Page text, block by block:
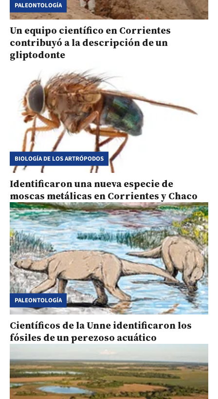
PALEONTOLOGÍA
Un equipo científico en Corrientes
contribuyó a la descripción de un
gliptodonte
BIOLOGÍA DE LOS ARTRÓPODOS
Identificaron una nueva especie de
moscas metálicas en Corrientes y Chaco
PALEONTOLOGÍA
Científicos de la Unne identificaron los
fósiles de un perezoso acuático